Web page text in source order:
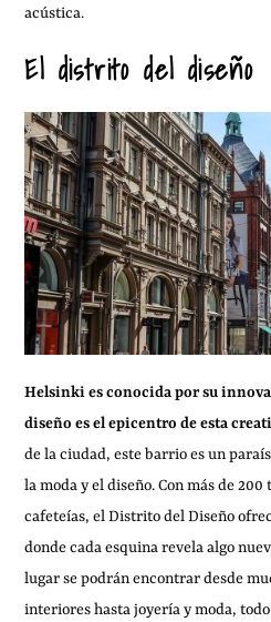
acústica.
El distrito del diseño
Helsinki es conocida por su
diseño es el epicentro de esta
de la ciudad, este barrio es un
la moda y el diseño. Con más de
cafeteías, el Distrito del Diseño
donde cada esquina revela algo
lugar se podrán encontrar desde
interiores hasta joyería y moda,